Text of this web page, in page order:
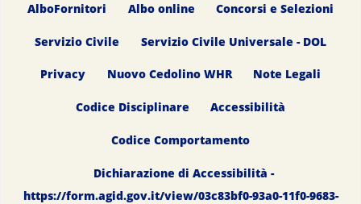
AlboFornitori Albo online Concorsi e Selezioni
Servizio Civile Servizio Civile Universale - DOL
Privacy Nuovo Cedolino WHR Note Legali
Codice Disciplinare Accessibilità
Codice Comportamento
Dichiarazione di Accessibilità -
https://form.agid.gov.it/view/03c83bf0-93a0-11f0-9683-